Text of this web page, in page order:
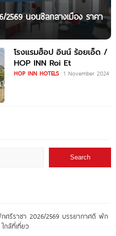
2569 นอนชิลกลางเมือง ราคา
โรงแรมฮ็อป อินน์ ร้อยเอ็ด /
HOP INN Roi Et
HOP INN HOTELS 1 November 2024
Search
ศรีราชา 2026/2569 บรรยากาศดี พัก
กล้ที่เที่ยว